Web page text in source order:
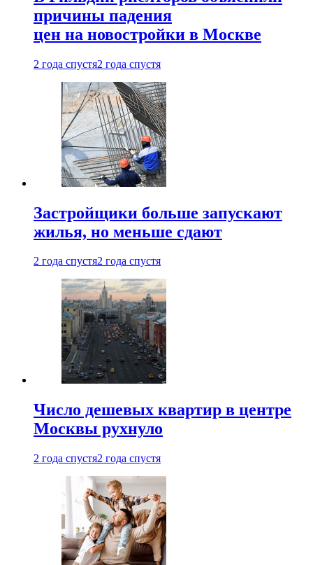
причины падения
цен на новостройки в Москве
2 года спустя2 года спустя
Застройщики больше запускают
жилья, но меньше сдают
2 года спустя2 года спустя
Число дешевых квартир в центре
Москвы рухнуло
2 года спустя2 года спустя